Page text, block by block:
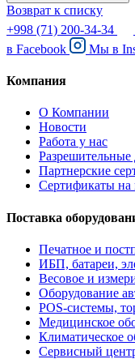
Возврат к списку
+998 (71) 200-34-34
в Facebook Мы в
Компания
О Компании
Новости
Работа у нас
Партнерские
Сертификаты
Поставка
Печатное и
ИБП, батареи,
Весовое и
Оборудование
POS-системы,
Медицинское
Климатическое
Сервисный